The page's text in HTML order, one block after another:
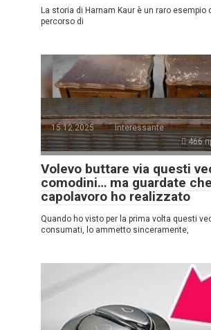
La storia di Harnam Kaur è un raro esempio
percorso di
15.12.2025
Interessante
466
Volevo buttare via questi
comodini… ma guardate
capolavoro ho realizzato
Quando ho visto per la prima volta questi
consumati, lo ammetto sinceramente,